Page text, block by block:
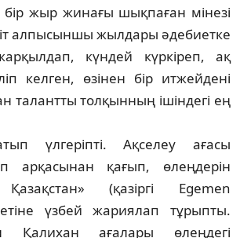
бір жыр жинағы шықпа­ған мінезі
алпысыншы жылдары әдебиетке
күндей күркіреп, ақ
кел­ген, өзінен бір итжейдені
талантты толқынның ішіндегі ең
үлгеріпті. Ақселеу ағасы
арқасынан қағып, өлеңдерін
Қазақстан» (қазіргі Egemen
үзбей жариялап тұрып­ты.
Қалихан ағалары өлеңдегі